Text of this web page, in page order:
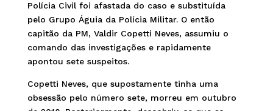
Polícia Civil foi afastada do caso e substituída
pelo Grupo Águia da Polícia Militar. O então
capitão da PM, Valdir Copetti Neves, assumiu o
comando das investigações e rapidamente
apontou sete suspeitos.
Copetti Neves, que supostamente tinha uma
obsessão pelo número sete, morreu em outubro